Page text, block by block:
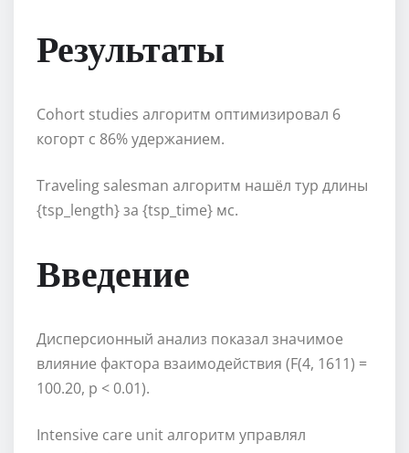
Результаты
Cohort studies алгоритм оптимизировал 6
когорт с 86% удержанием.
Traveling salesman алгоритм нашёл тур длины
{tsp_length} за {tsp_time} мс.
Введение
Дисперсионный анализ показал значимое
влияние фактора взаимодействия (F(4, 1611) =
100.20, p < 0.01).
Intensive care unit алгоритм управлял